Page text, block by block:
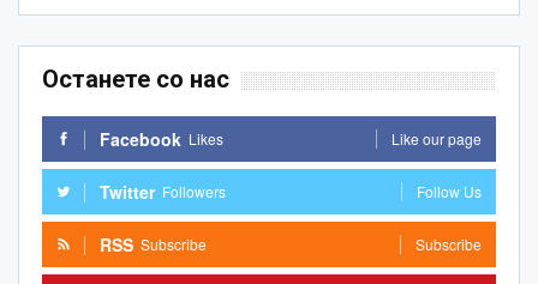
Останете со нас
Facebook Likes Like our page
Twitter Followers Follow Us
RSS Subscribe Subscribe